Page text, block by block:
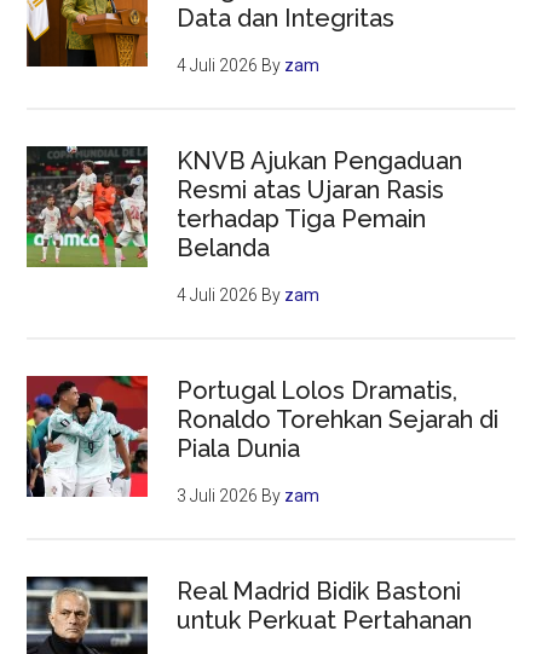
Data dan Integritas
4 Juli 2026 By zam
KNVB Ajukan Pengaduan
Resmi atas Ujaran Rasis
terhadap Tiga Pemain
Belanda
4 Juli 2026 By zam
Portugal Lolos Dramatis,
Ronaldo Torehkan Sejarah di
Piala Dunia
3 Juli 2026 By zam
Real Madrid Bidik Bastoni
untuk Perkuat Pertahanan